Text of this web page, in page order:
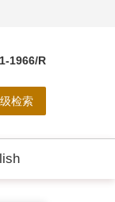
1966/R
检索